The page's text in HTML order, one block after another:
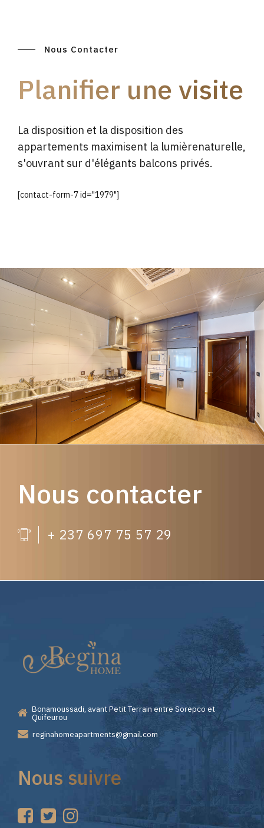
Nous Contacter
Planifier une visite
La disposition et la disposition des
appartements maximisent la lumièrenaturelle,
s'ouvrant sur d'élégants balcons privés.
[contact-form-7 id="1979"]
Nous contacter
+ 237 697 75 57 29
Casino
—
Premiers
Pas
sur
Bonamoussadi, avant Petit Terrain entre Sorepco et
Quifeurou
reginahomeapartments@gmail.com
Nous suivre